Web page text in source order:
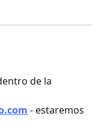
de la
- estaremos